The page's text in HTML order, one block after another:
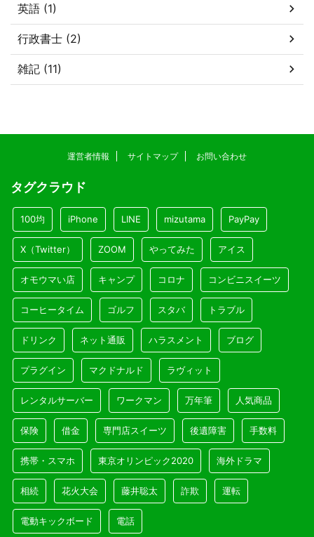
英語 (1)
行政書士 (2)
雑記 (11)
運営者情報 サイトマップ お問い合わせ
タグクラウド
100均 iPhone LINE mizutama PayPay
X（Twitter） ZOOM やってみた アイス
オモウマい店 キャンプ コロナ コンビニスイーツ
コーヒータイム ゴルフ スタバ トラブル
ドリンク ネット通販 ハラスメント ブログ
プラグイン マクドナルド ラヴィット
レンタルサーバー ワークマン 万年筆 人気商品
保険 借金 専門店スイーツ 後遺障害 手数料
携帯・スマホ 東京オリンピック2020 海外ドラマ
相続 花火大会 藤井聡太 詐欺 運転
電動キックボード 電話